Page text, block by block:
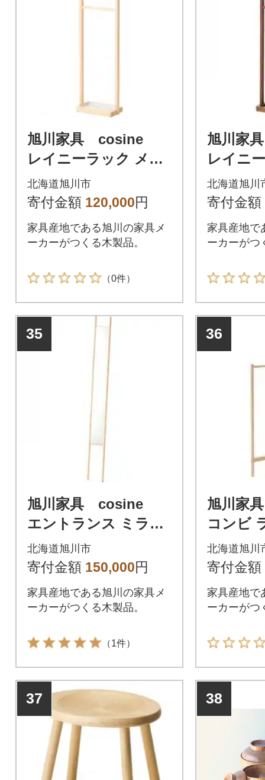
旭川家具 cosine
レイニーラック メー
プル_00243
北海道旭川市
寄付金額 120,000円
家具産地である旭川の家具メ
ーカーがつくる木製品。
（0件）
旭川
レイニ
ルナッ
北海道旭川
寄付金額
家具産地で
ーカーがつ
35
旭川家具 cosine
エントランス ミラ
ー メープル_00245
北海道旭川市
寄付金額 150,000円
家具産地である旭川の家具メ
ーカーがつくる木製品。
（1件）
36
旭川
コンビ
北海道旭川
寄付金額
家具産地で
ーカーがつ
37 38